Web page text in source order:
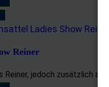
Reiner
Reiner, jedoch zusätzlich